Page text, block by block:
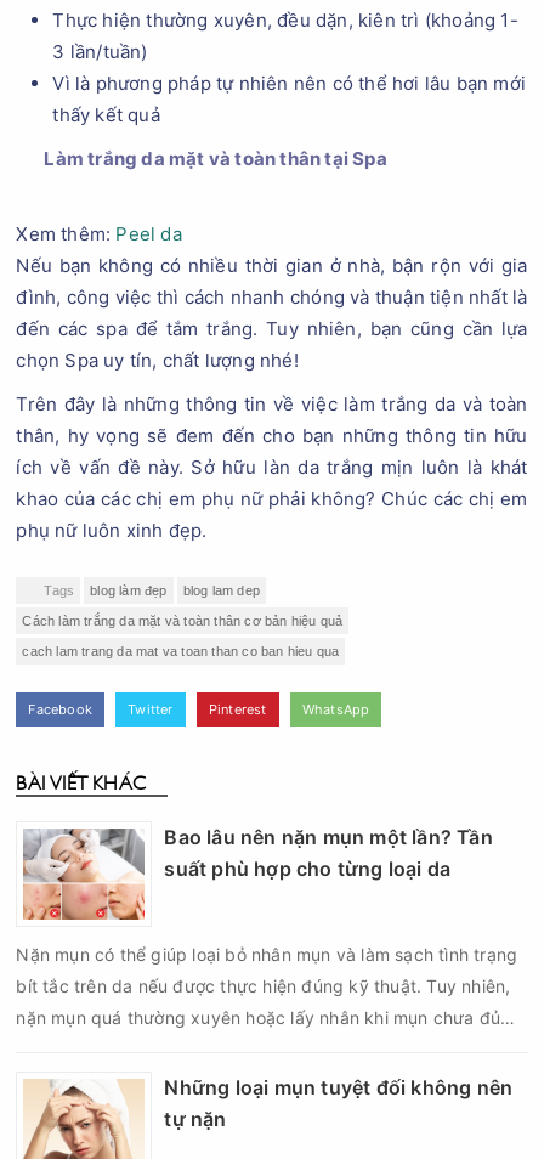
Thực hiện thường xuyên, đều dặn, kiên trì (khoảng 1-
3 lần/tuần)
Vì là phương pháp tự nhiên nên có thể hơi lâu bạn mới
thấy kết quả
Làm trắng da mặt và toàn thân tại Spa
Xem thêm: Peel da
Nếu bạn không có nhiều thời gian ở nhà, bận rộn với gia
đình, công việc thì cách nhanh chóng và thuận tiện nhất là
đến các spa để tắm trắng. Tuy nhiên, bạn cũng cần lựa
chọn Spa uy tín, chất lượng nhé!
Trên đây là những thông tin về việc làm trắng da và toàn
thân, hy vọng sẽ đem đến cho bạn những thông tin hữu
ích về vấn đề này. Sở hữu làn da trắng mịn luôn là khát
khao của các chị em phụ nữ phải không? Chúc các chị em
phụ nữ luôn xinh đẹp.
Tags blog làm đẹp blog lam dep
Cách làm trắng da mặt và toàn thân cơ bản hiệu quả
cach lam trang da mat va toan than co ban hieu qua
Facebook Twitter Pinterest WhatsApp
BÀI VIẾT KHÁC
Bao lâu nên nặn mụn một lần? Tần
suất phù hợp cho từng loại da
Nặn mụn có thể giúp loại bỏ nhân mụn và làm sạch tình trạng
bít tắc trên da nếu được thực hiện đúng kỹ thuật. Tuy nhiên,
nặn mụn quá thường xuyên hoặc lấy nhân khi mụn chưa đủ
thâm sẹo. Vì vậy, bao lâu nên nặn mụn một lần là vấn đề được
nhiều người quan tâm khi xây dựng routine chăm sóc da. Tần
suất lấy nhân mụn không nên áp dụng giống nhau cho mọi
Những loại mụn tuyệt đối không nên
tự nặn